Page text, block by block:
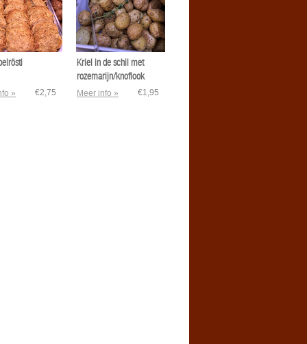
» €2,75
Kriel in de schil met
rozemarijn/knoflook
Meer info » €1,95